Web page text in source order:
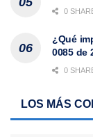
0
¿Qué
0085 de
0
LOS MÁS